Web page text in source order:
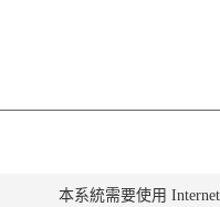
本系統需要使用